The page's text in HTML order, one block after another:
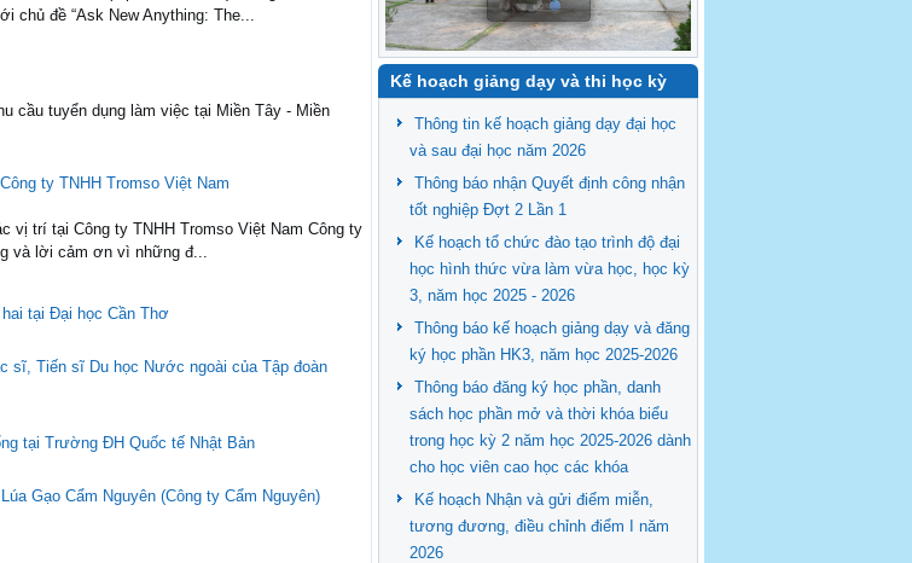
chủ đề “Ask New Anything: The...
cầu tuyển dụng làm việc tại Miền Tây - Miền
ty TNHH Tromso Việt Nam
vị trí tại Công ty TNHH Tromso Việt Nam Công ty
và lời cảm ơn vì những đ...
tại Đại học Cần Thơ
sĩ, Tiến sĩ Du học Nước ngoài của Tập đoàn
tại Trường ĐH Quốc tế Nhật Bản
Gạo Cẩm Nguyên (Công ty Cẩm Nguyên)
Kế hoạch giảng dạy và thi học kỳ
Thông tin kế hoạch giảng dạy đại học
và sau đại học năm 2026
Thông báo nhận Quyết định công nhận
tốt nghiệp Đợt 2 Lần 1
Kế hoạch tổ chức đào tạo trình độ đại
học hình thức vừa làm vừa học, học kỳ
3, năm học 2025 - 2026
Thông báo kế hoạch giảng dạy và đăng
ký học phần HK3, năm học 2025-2026
Thông báo đăng ký học phần, danh
sách học phần mở và thời khóa biểu
trong học kỳ 2 năm học 2025-2026 dành
cho học viên cao học các khóa
Kế hoạch Nhận và gửi điểm miễn,
tương đương, điều chỉnh điểm I năm
2026